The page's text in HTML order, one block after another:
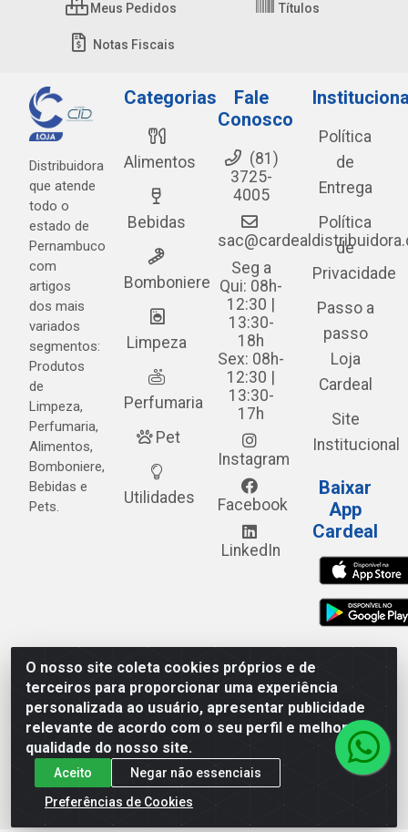
O nosso site coleta cookies próprios e de
terceiros para proporcionar uma experiência
personalizada ao usuário, apresentar publicidade
relevante de acordo com o seu perfil e melhorar a
qualidade do nosso site.
Aceito
Negar não essenciais
Preferências de Cookies
Meus Pedidos Títulos
Notas Fiscais
Distribuidora
que atende
todo o
estado de
Pernambuco
com
artigos
dos mais
variados
segmentos:
Produtos
de
Limpeza,
Perfumaria,
Alimentos,
Bomboniere,
Bebidas e
Pets.
Categorias
Alimentos
Bebidas
Bomboniere
Limpeza
Perfumaria
Pet
Utilidades
Fale
Conosco
(81)
3725-
4005
Seg a
Qui: 08h-
12:30 |
13:30-
18h
Sex: 08h-
12:30 |
13:30-
17h
Instagram
Facebook
LinkedIn
Política
de
Entrega
Política
de
Privacidade
Passo a
passo
Loja
Cardeal
Site
Institucional
Baixar
App
Cardeal
Cardeal Distribuidora - Estrada Alto do Moura, 582 - Alto
do Moura - Caruaru/PE - CEP 55.040-120 - CNPJ
05.253.499/0001-62